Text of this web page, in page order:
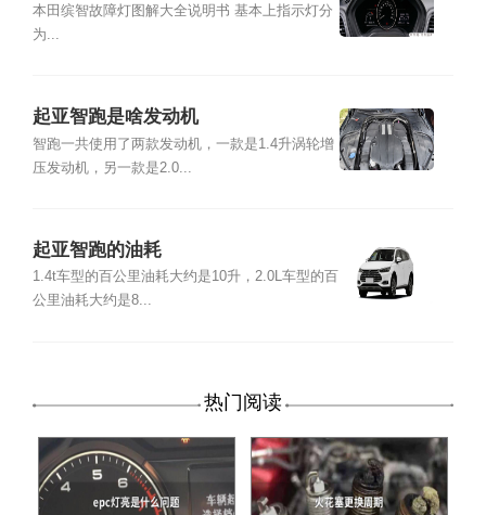
示灯图解大全
本田缤智故障灯图解大全说明书 基本上指示灯分
为...
起亚智跑是啥发动机
智跑一共使用了两款发动机，一款是1.4升涡轮增
压发动机，另一款是2.0...
起亚智跑的油耗
1.4t车型的百公里油耗大约是10升，2.0L车型的百
公里油耗大约是8...
热门阅读